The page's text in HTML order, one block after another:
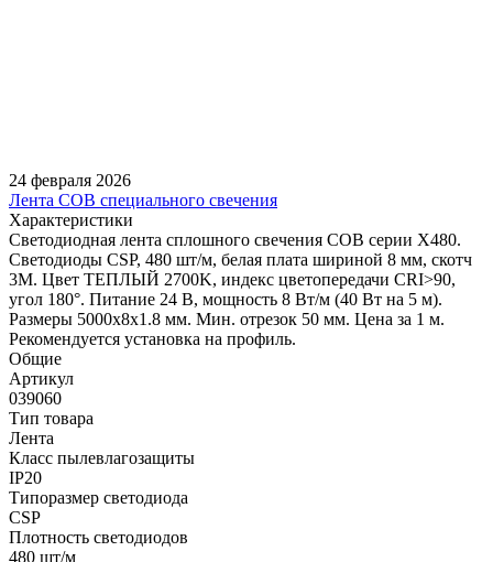
24 февраля 2026
Лента COB специального свечения
Характеристики
Светодиодная лента сплошного свечения COB серии X480.
Светодиоды CSP, 480 шт/м, белая плата шириной 8 мм, скотч
3M. Цвет ТЕПЛЫЙ 2700K, индекс цветопередачи CRI>90,
угол 180°. Питание 24 В, мощность 8 Вт/м (40 Вт на 5 м).
Размеры 5000х8х1.8 мм. Мин. отрезок 50 мм. Цена за 1 м.
Рекомендуется установка на профиль.
Общие
Артикул
039060
Тип товара
Лента
Класс пылевлагозащиты
IP20
Типоразмер светодиода
CSP
Плотность светодиодов
480 шт/м